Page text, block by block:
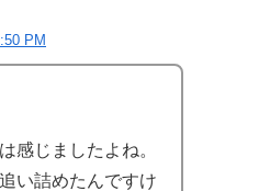
PM
感じましたよね。
い詰めたんですけ